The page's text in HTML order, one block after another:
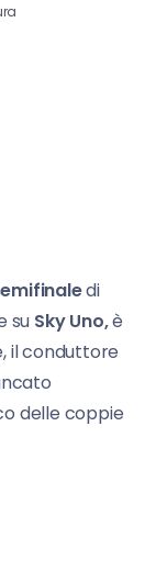
di
su Sky Uno,è
il conduttore
delle coppie